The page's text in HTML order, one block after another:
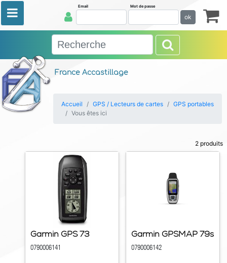
France Accastillage
Email Mot de passe
ok
Accueil GPS / Lecteurs de cartes
GPS portables
Vous êtes ici
2 produits
Garmin GPS 73
0790006141
Garmin GPSMAP 79s
0790006142